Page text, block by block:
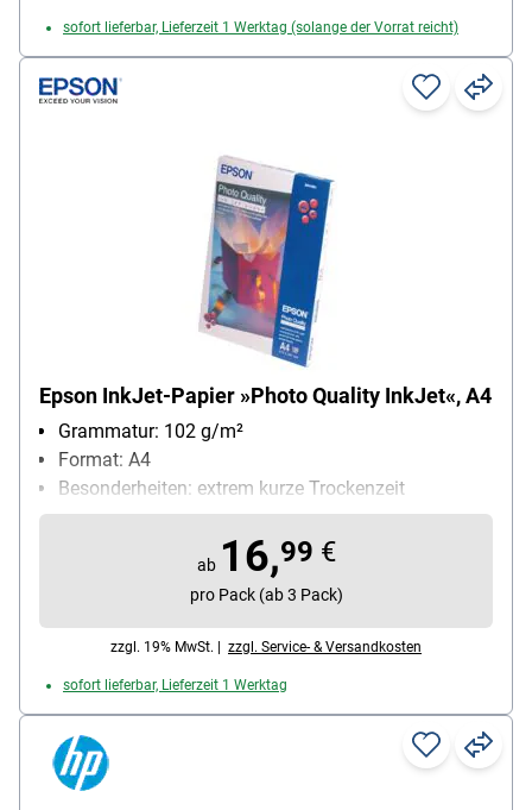
sofort lieferbar, Lieferzeit 1 Werktag (solange der Vorrat reicht)
Epson InkJet-Papier »Photo Quality InkJet«, A4
Grammatur: 102 g/m²
Format: A4
Besonderheiten: extrem kurze Trockenzeit
Anwendung: für Tintenstrahlrdrucker geeignet
Inhalt pro Pack: 100 Blatt
ab 16,99 €
pro Pack (ab 3 Pack)
zzgl. 19% MwSt. | zzgl. Service- & Versandkosten
sofort lieferbar, Lieferzeit 1 Werktag